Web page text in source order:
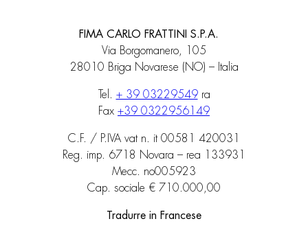
FIMA CARLO FRATTINI S.P.A.
Via Borgomanero, 105
28010 Briga Novarese (NO) – Italia
Tel. + 39 03229549ra
Fax +39 0322956149
C.F. / P.IVA vat n. it 00581 420031
Reg. imp. 6718 Novara – rea 133931
Mecc. no005923
Cap. sociale € 710.000,00
Tradurre in Francese